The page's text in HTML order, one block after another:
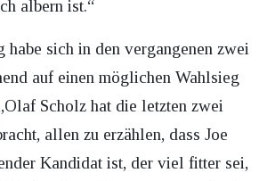
albern ist.“
habe sich in den vergangenen zwei
auf einen möglichen Wahlsieg
Scholz hat die letzten zwei
allen zu erzählen, dass Joe
Kandidat ist, der viel fitter sei,